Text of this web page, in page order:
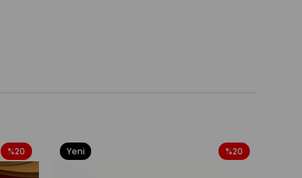
%20 %20
Yeni